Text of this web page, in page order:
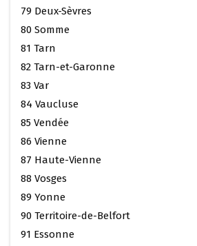
79 Deux-Sèvres
80 Somme
81 Tarn
82 Tarn-et-Garonne
83 Var
84 Vaucluse
85 Vendée
86 Vienne
87 Haute-Vienne
88 Vosges
89 Yonne
90 Territoire-de-Belfort
91 Essonne